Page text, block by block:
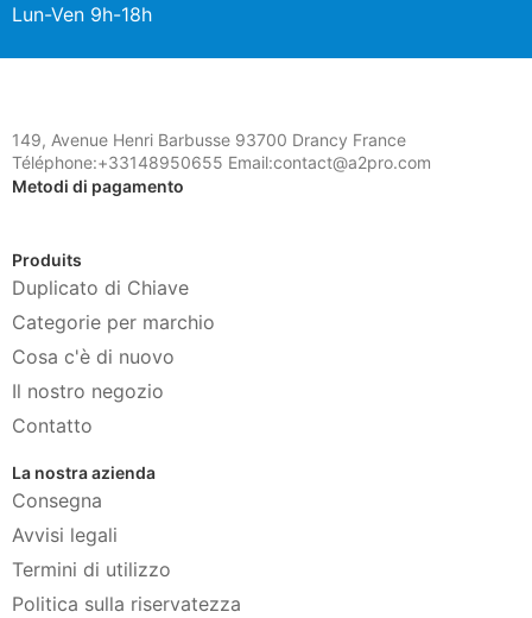
Lun-Ven 9h-18h
149, Avenue Henri Barbusse 93700 Drancy France
Téléphone:+33148950655 Email:contact@a2pro.com
Metodi di pagamento
Produits
Duplicato di Chiave
Categorie per marchio
Cosa c'è di nuovo
Il nostro negozio
Contatto
La nostra azienda
Consegna
Avvisi legali
Termini di utilizzo
Politica sulla riservatezza